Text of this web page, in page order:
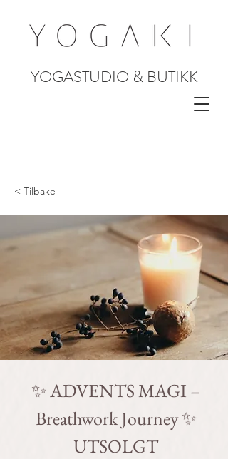
YOGASTUDIO & BUTIKK
< Tilbake
✨ ADVENTS MAGI –
Breathwork Journey ✨
UTSOLGT